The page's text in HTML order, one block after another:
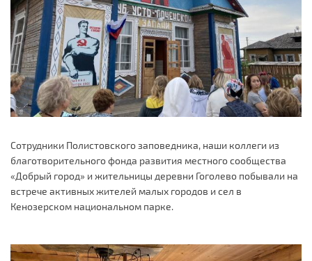
Сотрудники Полистовского заповедника, наши коллеги из
благотворительного фонда развития местного сообщества
«Добрый город» и жительницы деревни Гоголево побывали на
встрече активных жителей малых городов и сел в
Кенозерском национальном парке.